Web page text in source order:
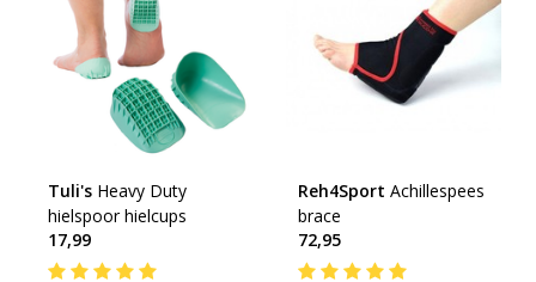
Tuli's Heavy Duty
hielspoor hielcups
17,99
Reh4Sport Achillespees
brace
72,95